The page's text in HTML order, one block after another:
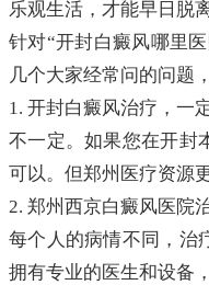
乐观生活，才能早日脱
针对“开封白癜风哪里
几个大家经常问的问题
1. 开封白癜风治疗，一
不一定。如果您在开封
可以。但郑州医疗资源
2. 郑州西京白癜风医院
每个人的病情不同，治
拥有专业的医生和设备